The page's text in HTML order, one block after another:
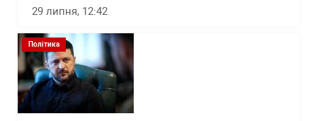
29 липня, 12:42
Політика